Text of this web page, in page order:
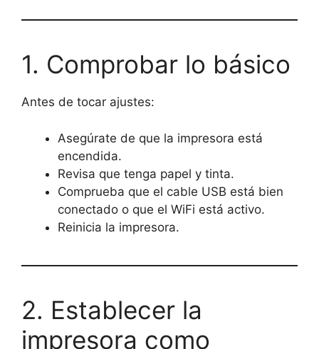
1. Comprobar lo básico
Antes de tocar ajustes:
Asegúrate de que la impresora está
encendida.
Revisa que tenga papel y tinta.
Comprueba que el cable USB está bien
conectado o que el WiFi está activo.
Reinicia la impresora.
2. Establecer la
impresora como